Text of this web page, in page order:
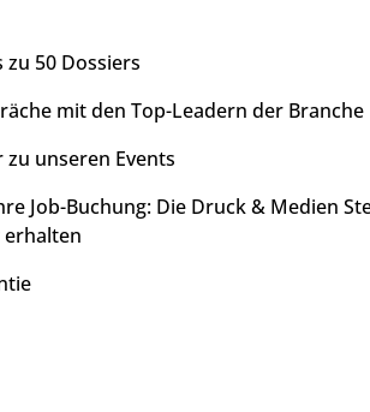
50 Dossiers
mit den Top-Leadern der Branche
zu unseren Events
Job-Buchung: Die Druck & Medien
erhalten